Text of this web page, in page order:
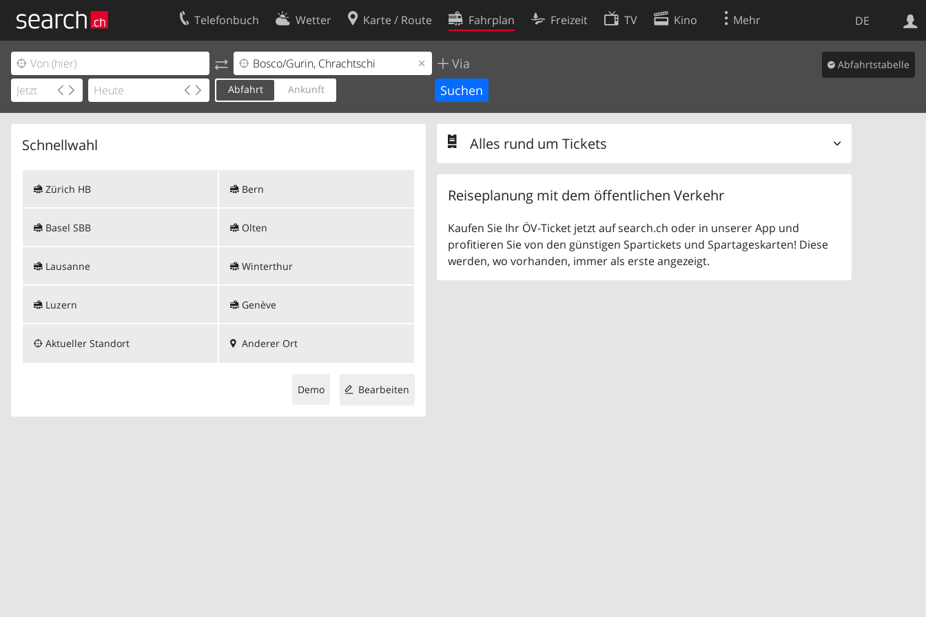
DE
Telefonbuch Wetter Karte / Route Fahrplan Freizeit TV Kino Mehr
Via
Abfahrt Ankunft
Abfahrtstabelle
Schnellwahl
Zürich HB
Basel SBB
Lausanne
Luzern
Bern
Olten
Winterthur
Genève
Aktueller Standort Anderer Ort
Bearbeiten
Demo
Alles rund um Tickets
Reiseplanung mit dem öffentlichen Verkehr
Kaufen Sie Ihr ÖV-Ticket jetzt auf search.ch oder in unserer App und
profitieren Sie von den günstigen Spartickets und Spartageskarten! Diese
werden, wo vorhanden, immer als erste angezeigt.
Ihr Eintrag
Kundencenter Geschäftskunden
Kontakt
Nutzungsbedingungen
Cookie-Einstellungen